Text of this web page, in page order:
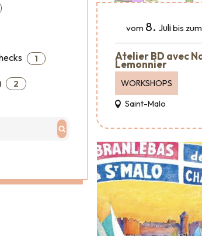
1
2
vom 8. Julibis zum
Atelier BD avec
Lemonnier
WORKSHOPS
Saint-Malo